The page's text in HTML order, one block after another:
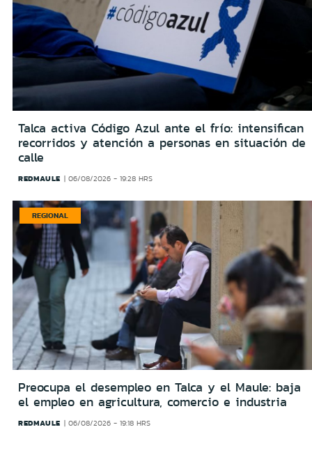
Talca activa Código Azul ante el frío: intensifican
recorridos y atención a personas en situación de
calle
REDMAULE 06/08/2026 - 19:28 HRS
REGIONAL
Preocupa el desempleo en Talca y el Maule: baja
el empleo en agricultura, comercio e industria
REDMAULE 06/08/2026 - 19:18 HRS